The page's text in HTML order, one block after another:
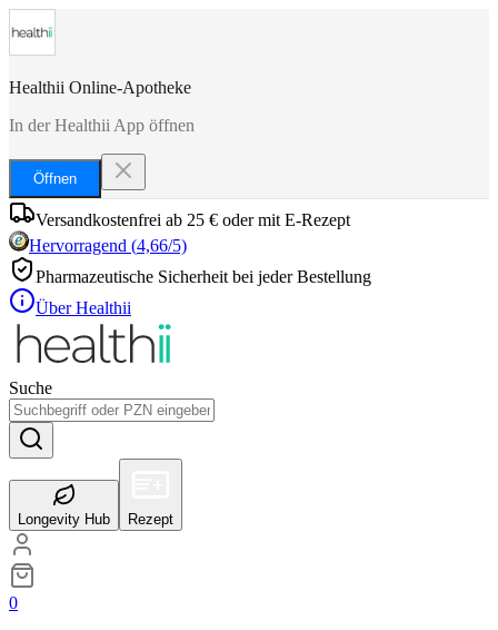
Healthii Online-Apotheke
In der Healthii App öffnen
Öffnen
Versandkostenfrei ab 25 € oder mit E-Rezept
Hervorragend (4,66/5)
Pharmazeutische Sicherheit bei jeder Bestellung
Über Healthii
Suche
Longevity Hub Rezept
0